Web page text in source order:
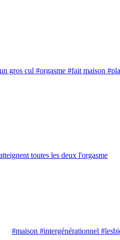
gros cul #orgasme #fait maison
#maison #intergénérationnel